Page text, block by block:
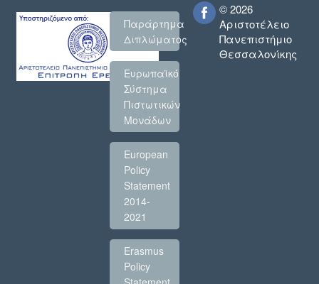
Παράρτημα
Διπλώματος
Ευρωπαϊκό
Σύστημα
Πιστωτικών
Μονάδων
European
Policy
Statement
2014-
2021
Erasmus
Policy
© 2026
Αριστοτέλειο
Πανεπιστήμιο
Θεσσαλονίκης